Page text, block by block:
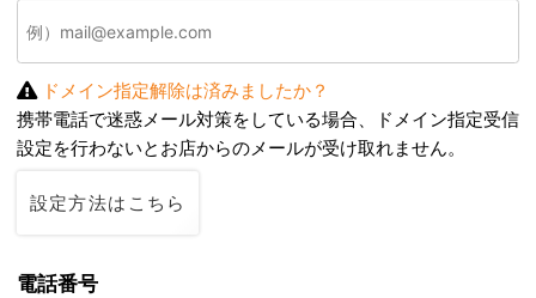
ドメイン指定解除は済みましたか？
携帯電話で迷惑メール対策をしている場合、ドメイン指定受信
設定を行わないとお店からのメールが受け取れません。
設定方法はこちら
電話番号